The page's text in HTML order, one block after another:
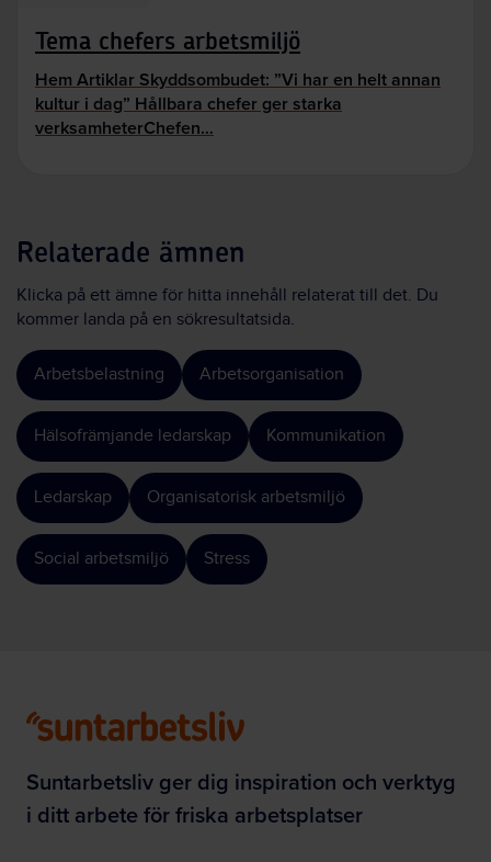
Tema chefers arbetsmiljö
Hem Artiklar Skyddsombudet: ”Vi har en helt annan
kultur i dag” Hållbara chefer ger starka
verksamheterChefen…
Relaterade ämnen
Klicka på ett ämne för hitta innehåll relaterat till det. Du
kommer landa på en sökresultatsida.
Arbetsbelastning Arbetsorganisation
Hälsofrämjande ledarskap Kommunikation
Ledarskap Organisatorisk arbetsmiljö
Social arbetsmiljö Stress
Suntarbetsliv ger dig inspiration och verktyg
i ditt arbete för friska arbetsplatser